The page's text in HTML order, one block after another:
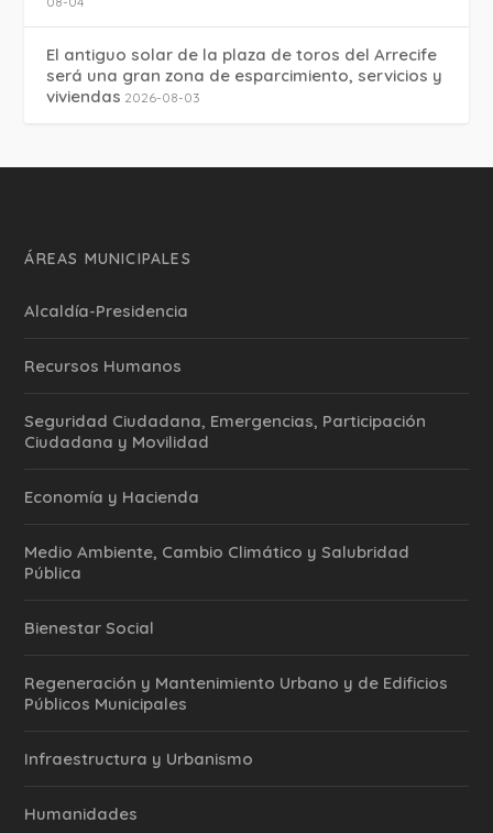
El antiguo solar de la plaza de toros del Arrecife
será una gran zona de esparcimiento, servicios y
viviendas 2026-08-03
ÁREAS MUNICIPALES
Alcaldía-Presidencia
Recursos Humanos
Seguridad Ciudadana, Emergencias, Participación
Ciudadana y Movilidad
Economía y Hacienda
Medio Ambiente, Cambio Climático y Salubridad
Pública
Bienestar Social
Regeneración y Mantenimiento Urbano y de Edificios
Públicos Municipales
Infraestructura y Urbanismo
Humanidades